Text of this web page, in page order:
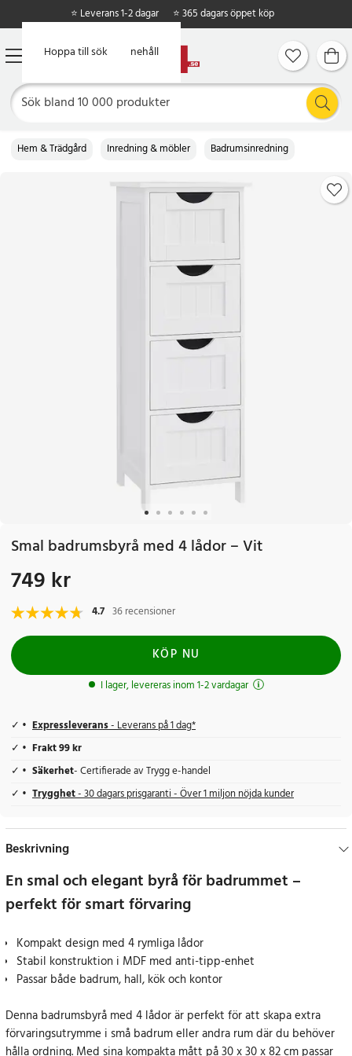
Hoppa till huvudinnehåll
Hoppa till sök
⭐ Leverans 1-2 dagar ⭐ 365 dagars öppet köp
Hem & Trädgård Inredning & möbler Badrumsinredning
Smal badrumsbyrå med 4 lådor – Vit
Pris:749 kr
749 kr
4.7 36 recensioner
KÖP NU
I lager, levereras inom 1-2 vardagar
Expressleverans- Leverans på 1 dag*
Frakt 99 kr
Säkerhet- Certifierade av Trygg e-handel
Trygghet- 30 dagars prisgaranti - Över 1 miljon nöjda kunder
Beskrivning
En smal och elegant byrå för badrummet –
perfekt för smart förvaring
Kompakt design med 4 rymliga lådor
Stabil konstruktion i MDF med anti-tipp-enhet
Passar både badrum, hall, kök och kontor
Denna badrumsbyrå med 4 lådor är perfekt för att skapa extra
förvaringsutrymme i små badrum eller andra rum där du behöver
hålla ordning. Med sina kompakta mått på 30 x 30 x 82 cm passar